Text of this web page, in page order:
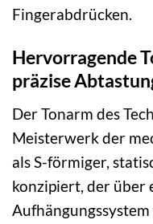
Fingerabdrücken.
Hervorragende
präzise
Der Tonarm des
Meisterwerk der
als S-förmiger,
konzipiert, der über